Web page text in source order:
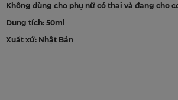
Không dùng cho phụ nữ có thai và đang cho
Dung tích: 50ml
Xuất xứ: Nhật Bản